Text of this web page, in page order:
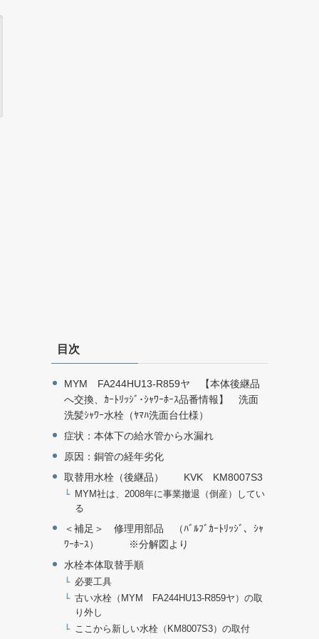
目次
MYM FA244HU13-R859ヤ 【本体後継品
へ交換、ｶｰﾄﾘｯｼﾞ･ｼｬﾜｰﾎｰｽ品番情報】 洗面
洗髪ｼｬﾜｰ水栓（ﾔﾏﾊ洗面台仕様）
症状：本体下の給水管から水漏れ
原因：銅管の経年劣化
取替用水栓（後継品） KVK KM8007S3
MYM社は、2008年に事業撤退（倒産）してい
る
＜補足＞ 修理用部品 （ﾊﾞﾙﾌﾞｶｰﾄﾘｯｼﾞ、ｼｬ
ﾜｰﾎｰｽ） ※分解図より
水栓本体取替手順
必要工具
古い水栓（MYM FA244HU13-R859ヤ）の取
り外し
ここから新しい水栓（KM8007S3）の取付